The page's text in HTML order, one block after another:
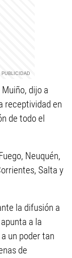
dijo a
receptividad en
de todo el
Neuquén,
Salta y
la difusión a
a la
un poder tan
de